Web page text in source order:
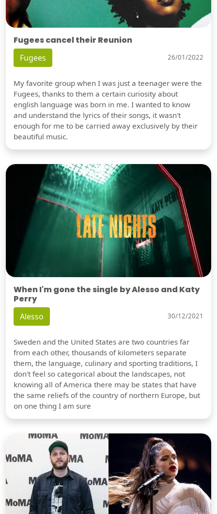
Fugees cancel their Reunion
Fugees 26/01/2022
My favorite group when I was just a teenager were the
Fugees, thanks to them a certain curiosity about
english language was born in me. I wanted to know
and understand the lyrics of their songs, it wasn't
enough for me to be carried away exclusively by their
beautiful music.
When I'm gone the single by Alesso and Katy
Perry
Alesso 30/12/2021
Sweden and the United States are two countries far
from each other, thousands of kilometers separate
them, the language, culinary and sporting traditions, I
don't feel so categorical about the landscapes, not
knowing all of America there may be states that have
the same reliefs of the country of northern Europe, but
on one thing I am sure